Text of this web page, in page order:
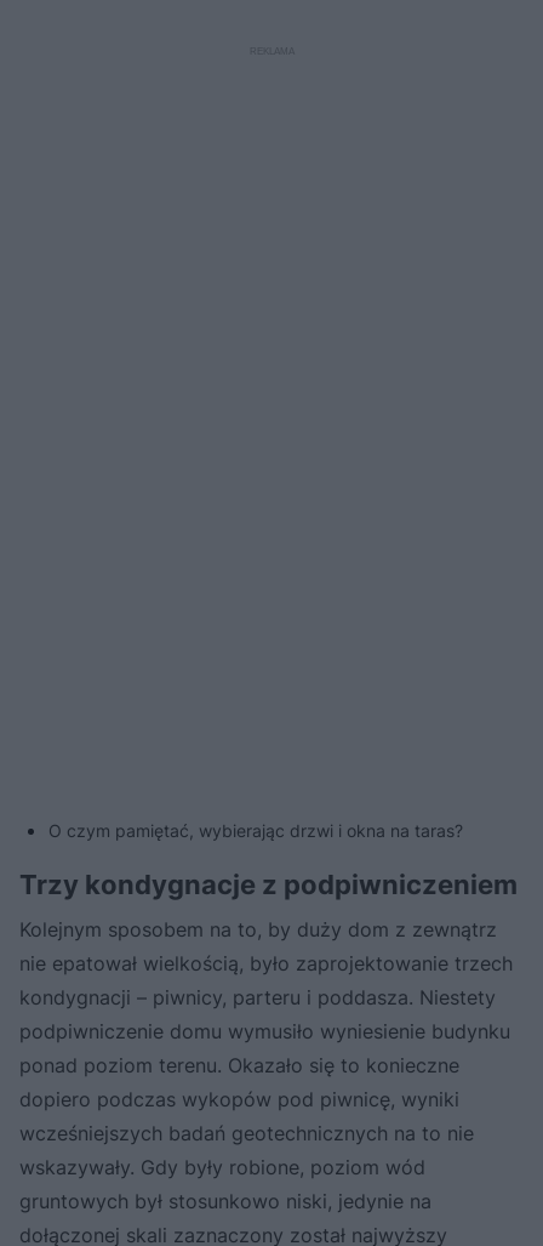
O czym pamiętać, wybierając drzwi i okna na taras?
Trzy kondygnacje z podpiwniczeniem
Kolejnym sposobem na to, by duży dom z zewnątrz
nie epatował wielkością, było zaprojektowanie trzech
kondygnacji – piwnicy, parteru i poddasza. Niestety
podpiwniczenie domu wymusiło wyniesienie budynku
ponad poziom terenu. Okazało się to konieczne
dopiero podczas wykopów pod piwnicę, wyniki
wcześniejszych badań geotechnicznych na to nie
wskazywały. Gdy były robione, poziom wód
gruntowych był stosunkowo niski, jedynie na
dołączonej skali zaznaczony został najwyższy